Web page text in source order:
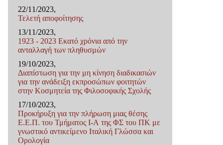
22/11/2023,
Τελετή αποφοίτησης
13/11/2023,
1923 - 2023 Εκατό χρόνια από την
ανταλλαγή των πληθυσμών
19/10/2023,
Διαπίστωση για την μη κίνηση διαδικασιών
για την ανάδειξη εκπροσώπων φοιτητών
στην Κοσμητεία της Φιλοσοφικής Σχολής
17/10/2023,
Προκήρυξη για την πλήρωση μιας θέσης
Ε.E.Π. του Τμήματος I-Α της ΦΣ του ΠΚ με
γνωστικό αντικείμενο Ιταλική Γλώσσα και
Ορολογία